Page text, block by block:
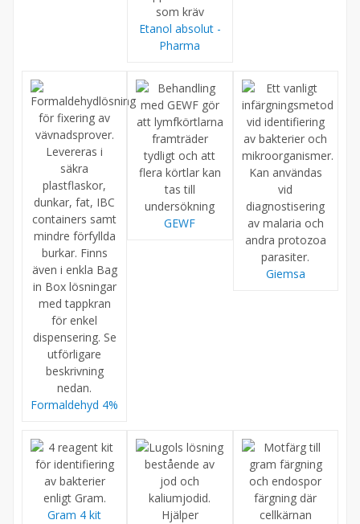
Etanol absolut -
Pharma
Formaldehyd 4%
GEWF
Giemsa
Gram 4 kit